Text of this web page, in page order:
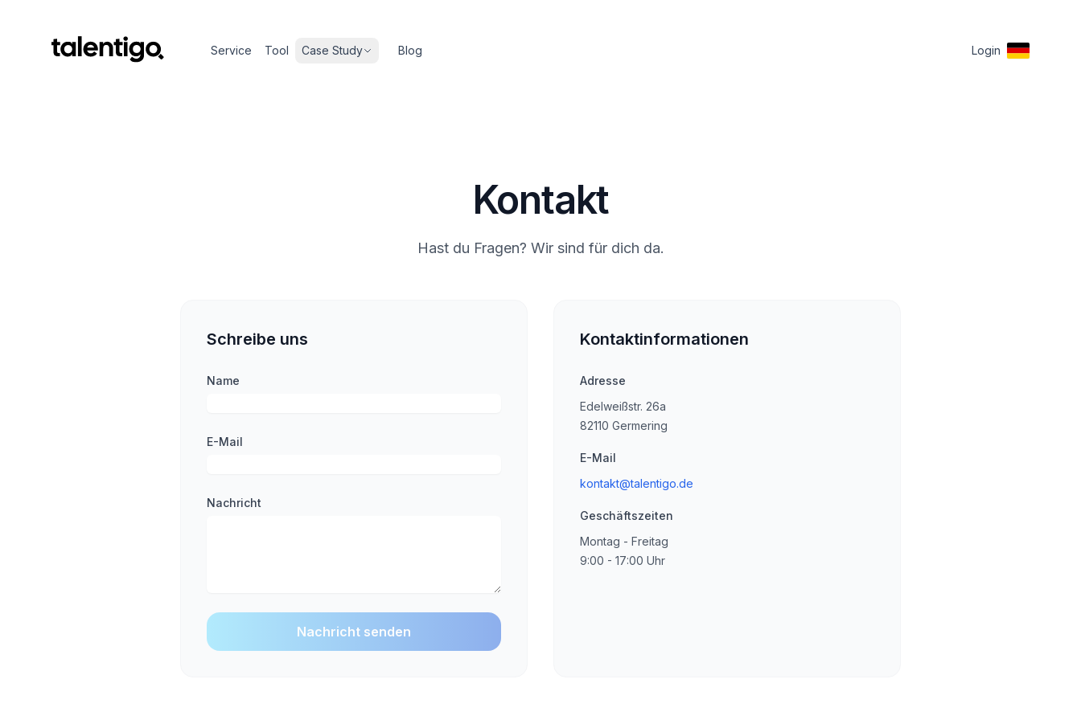
Service Tool Case Study Blog Login
Kontakt
Hast du Fragen? Wir sind für dich da.
Schreibe uns
Name
E-Mail
Nachricht
Nachricht senden
Kontaktinformationen
Adresse
Edelweißstr. 26a
82110 Germering
E-Mail
kontakt@talentigo.de
Geschäftszeiten
Montag - Freitag
9:00 - 17:00 Uhr